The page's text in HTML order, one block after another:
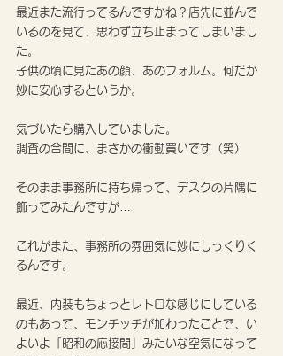
最近また流行ってるんですかね？店先に並んで
いるのを見て、思わず立ち止まってしまいまし
た。
子供の頃に見たあの顔、あのフォルム。何だか
妙に安心するというか。
気づいたら購入していました。
調査の合間に、まさかの衝動買いです（笑）
そのまま事務所に持ち帰って、デスクの片隅に
飾ってみたんですが…
これがまた、事務所の雰囲気に妙にしっくりく
るんです。
最近、内装もちょっとレトロな感じにしている
のもあって、モンチッチが加わったことで、い
よいよ「昭和の応接間」みたいな空気になって